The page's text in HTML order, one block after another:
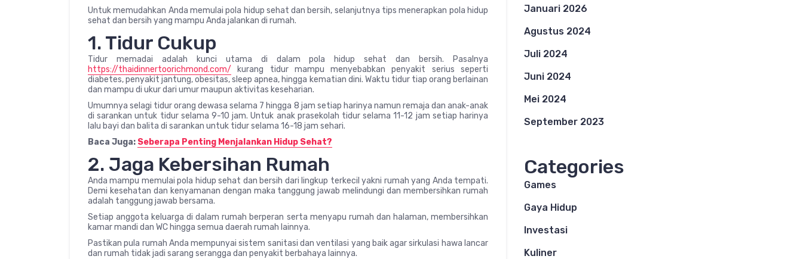
Untuk memudahkan Anda memulai pola hidup sehat dan bersih, selanjutnya tips menerapkan pola hidup
sehat dan bersih yang mampu Anda jalankan di rumah.
1. Tidur Cukup
Tidur memadai adalah kunci utama di dalam pola hidup sehat dan bersih. Pasalnya
https://thaidinnertoorichmond.com/ kurang tidur mampu menyebabkan penyakit serius seperti
diabetes, penyakit jantung, obesitas, sleep apnea, hingga kematian dini. Waktu tidur tiap orang berlainan
dan mampu di ukur dari umur maupun aktivitas keseharian.
Umumnya selagi tidur orang dewasa selama 7 hingga 8 jam setiap harinya namun remaja dan anak-anak
di sarankan untuk tidur selama 9-10 jam. Untuk anak prasekolah tidur selama 11-12 jam setiap harinya
lalu bayi dan balita di sarankan untuk tidur selama 16-18 jam sehari.
Baca Juga: Seberapa Penting Menjalankan Hidup Sehat?
2. Jaga Kebersihan Rumah
Anda mampu memulai pola hidup sehat dan bersih dari lingkup terkecil yakni rumah yang Anda tempati.
Demi kesehatan dan kenyamanan dengan maka tanggung jawab melindungi dan membersihkan rumah
adalah tanggung jawab bersama.
Setiap anggota keluarga di dalam rumah berperan serta menyapu rumah dan halaman, membersihkan
kamar mandi dan WC hingga semua daerah rumah lainnya.
Pastikan pula rumah Anda mempunyai sistem sanitasi dan ventilasi yang baik agar sirkulasi hawa lancar
dan rumah tidak jadi sarang serangga dan penyakit berbahaya lainnya.
Januari 2026
Agustus 2024
Juli 2024
Juni 2024
Mei 2024
September 2023
Categories
Games
Gaya Hidup
Investasi
Kuliner